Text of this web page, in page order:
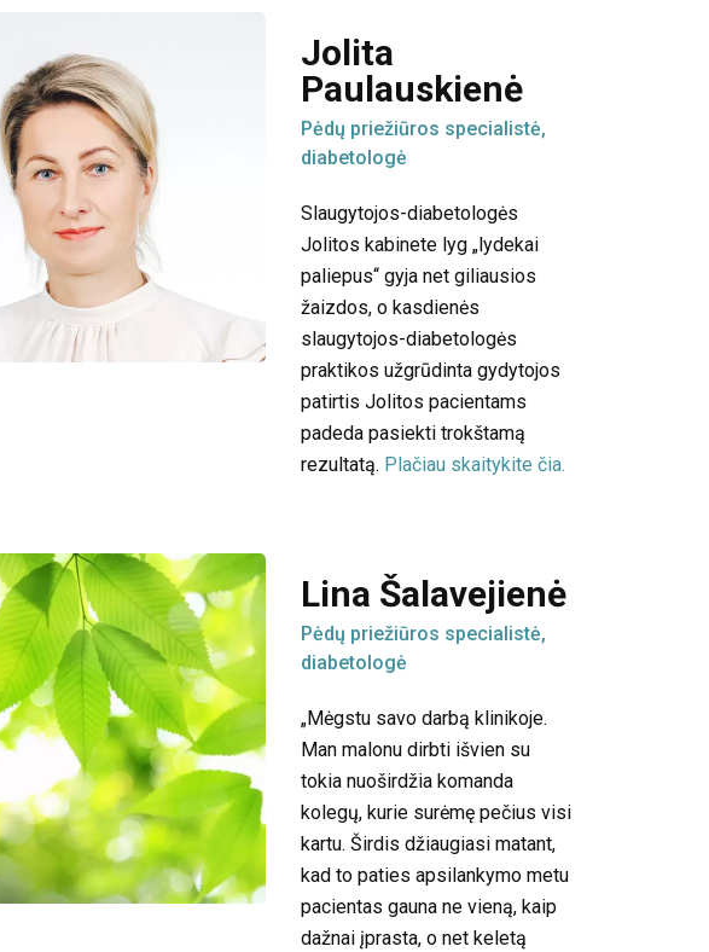
Jolita
Paulauskienė
Pėdų priežiūros specialistė,
diabetologė
Slaugytojos-diabetologės
Jolitos kabinete lyg „lydekai
paliepus“ gyja net giliausios
žaizdos, o kasdienės
slaugytojos-diabetologės
praktikos užgrūdinta gydytojos
patirtis Jolitos pacientams
padeda pasiekti trokštamą
rezultatą. Plačiau skaitykite čia.
Lina Šalavejienė
Pėdų priežiūros specialistė,
diabetologė
„Mėgstu savo darbą klinikoje.
Man malonu dirbti išvien su
tokia nuoširdžia komanda
kolegų, kurie surėmę pečius visi
kartu. Širdis džiaugiasi matant,
kad to paties apsilankymo metu
pacientas gauna ne vieną, kaip
dažnai įprasta, o net keletą